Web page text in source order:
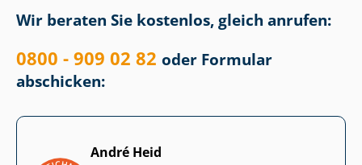
Wir beraten Sie kostenlos, gleich anrufen:
0800 - 909 02 82 oder Formular
abschicken:
André Heid